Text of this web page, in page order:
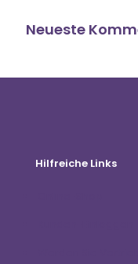
Neueste
Hilfreiche Links